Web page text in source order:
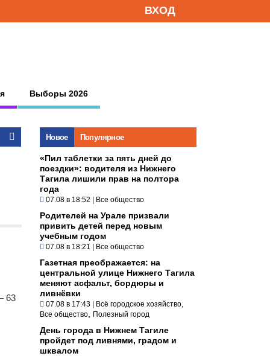
ВХОД
Выборы 2026
63
Новое Популярное
«Пил таблетки за пять дней до
поездки»: водителя из Нижнего
Тагила лишили прав на полтора
года
07.08 в 18:52 | Все общество
Родителей на Урале призвали
привить детей перед новым
учебным годом
07.08 в 18:21 | Все общество
Газетная преображается: на
центральной улице Нижнего Тагила
меняют асфальт, бордюры и
ливнёвки
07.08 в 17:43 | Всё городское хозяйство
Все общество Полезный город
День города в Нижнем Тагиле
пройдет под ливнями, градом и
шквалом